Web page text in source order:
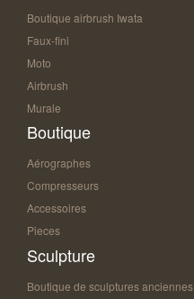
Boutique airbrush Iwata
Faux-fini
Moto
Airbrush
Murale
Boutique
Aérographes
Compresseurs
Accessoires
Pieces
Sculpture
Boutique de sculptures anciennes